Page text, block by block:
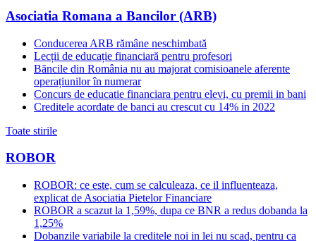
Asociatia Romana a Bancilor (ARB)
Conducerea ARB rămâne neschimbată
Lecții de educație financiară pentru profesori
Băncile din România nu au majorat comisioanele aferente
operațiunilor în numerar
Concurs de educatie financiara pentru elevi, cu premii in bani
Creditele acordate de banci au crescut cu 14% in 2022
Toate stirile
ROBOR
ROBOR: ce este, cum se calculeaza, ce il influenteaza,
explicat de Asociatia Pietelor Financiare
ROBOR a scazut la 1,59%, dupa ce BNR a redus dobanda la
1,25%
Dobanzile variabile la creditele noi in lei nu scad, pentru ca